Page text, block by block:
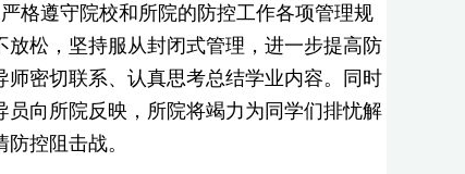
格遵守院校和所院的防控工作各项管理规
松，坚持服从封闭式管理，进一步提高防
密切联系、认真思考总结学业内容。同时
向所院反映，所院将竭力为同学们排忧解
控阻击战。